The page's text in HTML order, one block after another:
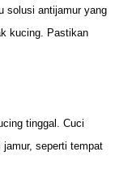
solusi antijamur yang
kucing. Pastikan
tinggal. Cuci
jamur, seperti tempat